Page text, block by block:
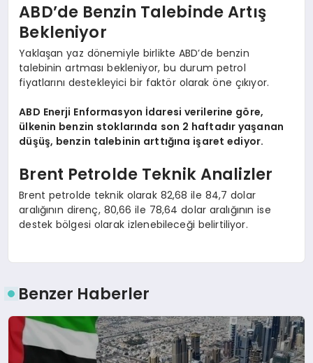
ABD’de Benzin Talebinde Artış
Bekleniyor
Yaklaşan yaz dönemiyle birlikte ABD’de benzin
talebinin artması bekleniyor, bu durum petrol
fiyatlarını destekleyici bir faktör olarak öne çıkıyor.
ABD Enerji Enformasyon İdaresi verilerine göre,
ülkenin benzin stoklarında son 2 haftadır yaşanan
düşüş, benzin talebinin arttığına işaret ediyor.
Brent Petrolde Teknik Analizler
Brent petrolde teknik olarak 82,68 ile 84,7 dolar
aralığının direnç, 80,66 ile 78,64 dolar aralığının ise
destek bölgesi olarak izlenebileceği belirtiliyor.
Benzer Haberler